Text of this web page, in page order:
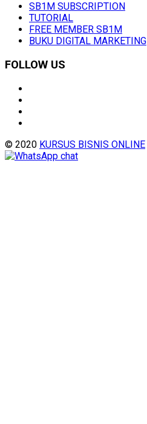
SB1M SUBSCRIPTION
TUTORIAL
FREE MEMBER SB1M
BUKU DIGITAL MARKETING
FOLLOW US
© 2020 KURSUS BISNIS ONLINE